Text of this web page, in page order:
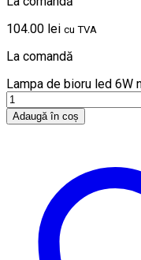
104.00 lei cu TVA
La comandă
Lampa de bioru led 6W
Adaugă în coș